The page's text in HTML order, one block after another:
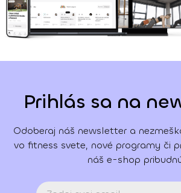
Prihlás sa na
Odoberaj náš newsletter a
vo fitness svete, nové programy či
náš e-shop